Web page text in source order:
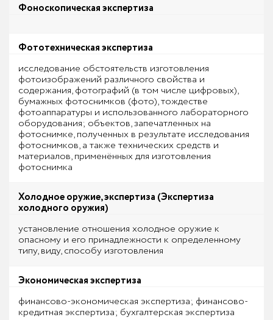
Фоноскопическая экспертиза
Фототехническая экспертиза
исследование обстоятельств изготовления
фотоизображений различного свойства и
содержания, фотографий (в том числе цифровых),
бумажных фотоснимков (фото), тождестве
фотоаппаратуры и использованного лабораторного
оборудования; объектов, запечатленных на
фотоснимке, полученных в результате исследования
фотоснимков, а также технических средств и
материалов, применённых для изготовления
фотоснимка
Холодное оружие, экспертиза (Экспертиза
холодного оружия)
установление отношения холодное оружие к
опасному и его принадлежности к определенному
типу, виду, способу изготовления
Экономическая экспертиза
финансово-экономическая экспертиза; финансово-
кредитная экспертиза; бухгалтерская экспертиза